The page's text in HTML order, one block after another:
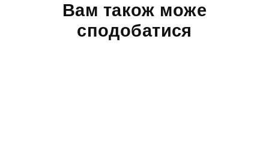
Вам також може
сподобатися